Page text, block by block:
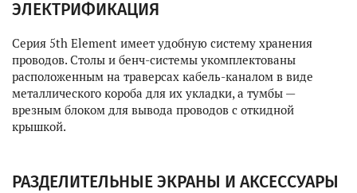
ЭЛЕКТРИФИКАЦИЯ
Серия 5th Element имеет удобную систему хранения
проводов. Столы и бенч-системы укомплектованы
расположенным на траверсах кабель-каналом в виде
металлического короба для их укладки, а тумбы —
врезным блоком для вывода проводов с откидной
крышкой.
РАЗДЕЛИТЕЛЬНЫЕ ЭКРАНЫ И АКСЕССУАРЫ